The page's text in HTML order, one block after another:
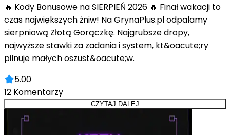
🔥 Kody Bonusowe na SIERPIEŃ 2026 🔥 Finał wakacji to
czas największych żniw! Na GrynaPlus.pl odpalamy
sierpniową Złotą Gorączkę. Najgrubsze dropy,
najwyższe stawki za zadania i system, kt&oacute;ry
pilnuje małych oszust&oacute;w.
5.00
12 Komentarzy
CZYTAJ DALEJ